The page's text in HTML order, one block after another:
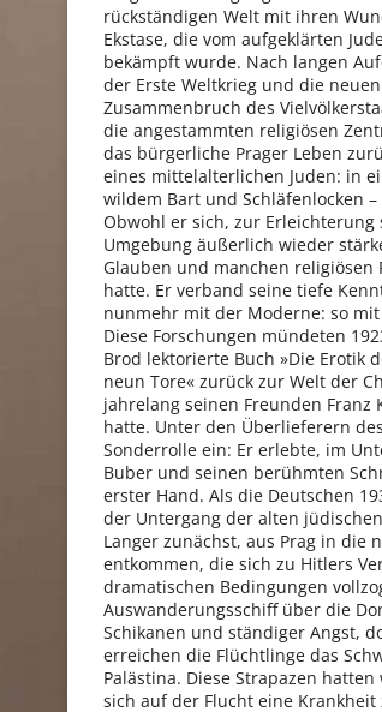
rückständigen Welt mit ihren
Ekstase, die vom aufgeklärten
bekämpft wurde. Nach langen
der Erste Weltkrieg und die
Zusammenbruch des
die angestammten religiösen
das bürgerliche Prager Leben
eines mittelalterlichen Juden: in
wildem Bart und Schläfenlocken
Obwohl er sich, zur
Umgebung äußerlich wieder
Glauben und manchen
hatte. Er verband seine tiefe
nunmehr mit der Moderne: so
Diese Forschungen mündeten
Brod lektorierte Buch »Die Erotik
neun Tore« zurück zur Welt der
jahrelang seinen Freunden Franz
hatte. Unter den Überlieferern
Sonderrolle ein: Er erlebte, im
Buber und seinen berühmten
erster Hand. Als die Deutschen
der Untergang der alten
Langer zunächst, aus Prag in die
entkommen, die sich zu Hitlers
dramatischen Bedingungen
Auswanderungsschiff über die
Schikanen und ständiger Angst,
erreichen die Flüchtlinge das
Palästina. Diese Strapazen
sich auf der Flucht eine